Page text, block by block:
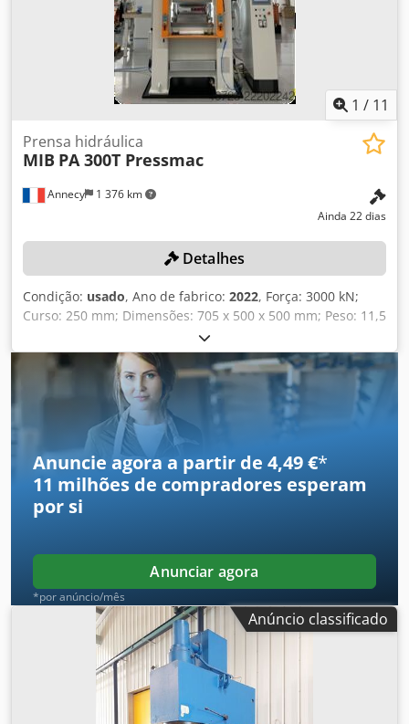
1 / 11
Annecy 1 376 km
Prensa hidráulica
MIB PA 300T Pressmac
Ainda 22 dias
Detalhes
Condição: usado, Ano de fabrico: 2022, Força: 3000 kN;
Curso: 250 mm; Dimensões: 705 x 500 x 500 mm; Peso: 11,5
toneladas; Prensa hidráulica nom.: 260 bar; Força máx. de
prensagem: 300 toneladas. Dcodpfx Abjzgv Rcozsk
Anuncie agora a partir de 4,49 €*
11 milhões de compradores esperam
por si
Anunciar agora
*por anúncio/mês
Anúncio classificado